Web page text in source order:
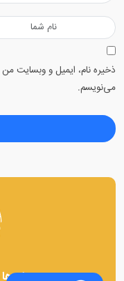
ذخیره نام، ایمیل و وبسایت من
می‌نویسم.